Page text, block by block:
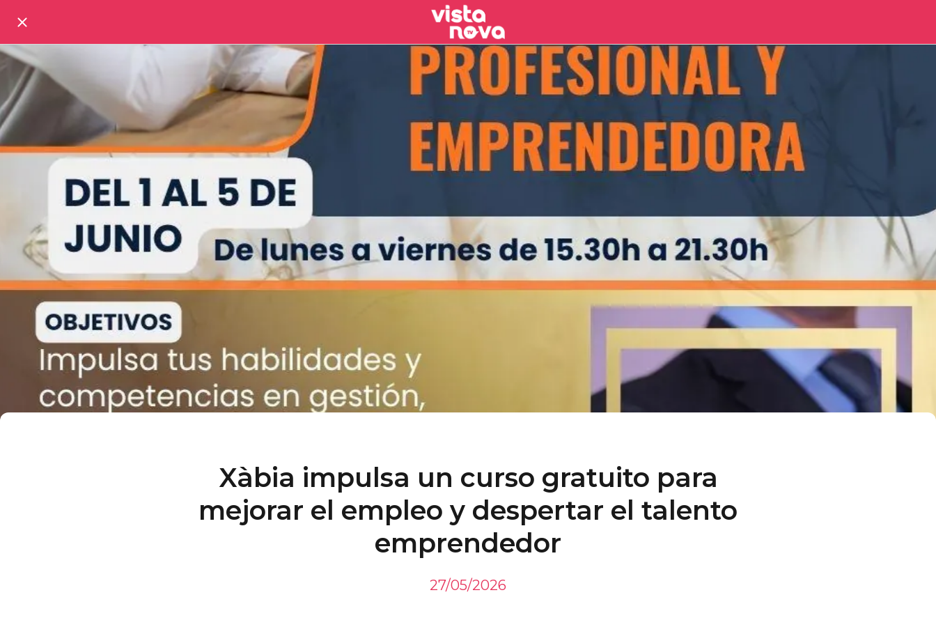
Xàbia impulsa un curso gratuito para
mejorar el empleo y despertar el talento
emprendedor
27/05/2026